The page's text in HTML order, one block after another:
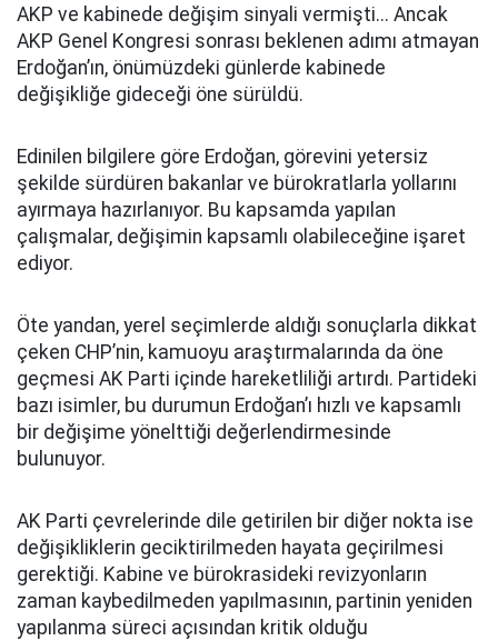
AKP ve kabinede değişim sinyali vermişti... Ancak
AKP Genel Kongresi sonrası beklenen adımı atmayan
Erdoğan’ın, önümüzdeki günlerde kabinede
değişikliğe gideceği öne sürüldü.
Edinilen bilgilere göre Erdoğan, görevini yetersiz
şekilde sürdüren bakanlar ve bürokratlarla yollarını
ayırmaya hazırlanıyor. Bu kapsamda yapılan
çalışmalar, değişimin kapsamlı olabileceğine işaret
ediyor.
Öte yandan, yerel seçimlerde aldığı sonuçlarla dikkat
çeken CHP’nin, kamuoyu araştırmalarında da öne
geçmesi AK Parti içinde hareketliliği artırdı. Partideki
bazı isimler, bu durumun Erdoğan’ı hızlı ve kapsamlı
bir değişime yönelttiği değerlendirmesinde
bulunuyor.
AK Parti çevrelerinde dile getirilen bir diğer nokta ise
değişikliklerin geciktirilmeden hayata geçirilmesi
gerektiği. Kabine ve bürokrasideki revizyonların
zaman kaybedilmeden yapılmasının, partinin yeniden
yapılanma süreci açısından kritik olduğu